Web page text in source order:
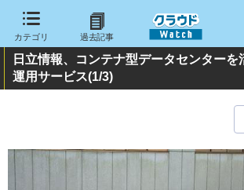
カテゴリ 過去記事
日立情報、コンテナ型データセンターを
運用サービス(1/3)